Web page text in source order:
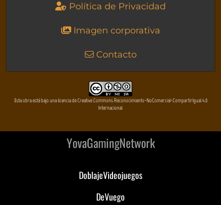
Política de Privacidad
Imagen corporativa
Contacto
Esta obra está bajo una licencia de Creative Commons Reconocimiento-NoComercial-CompartirIgual 4.0
Internacional
YovaGamingNetwork
DoblajeVideojuegos
DeVuego